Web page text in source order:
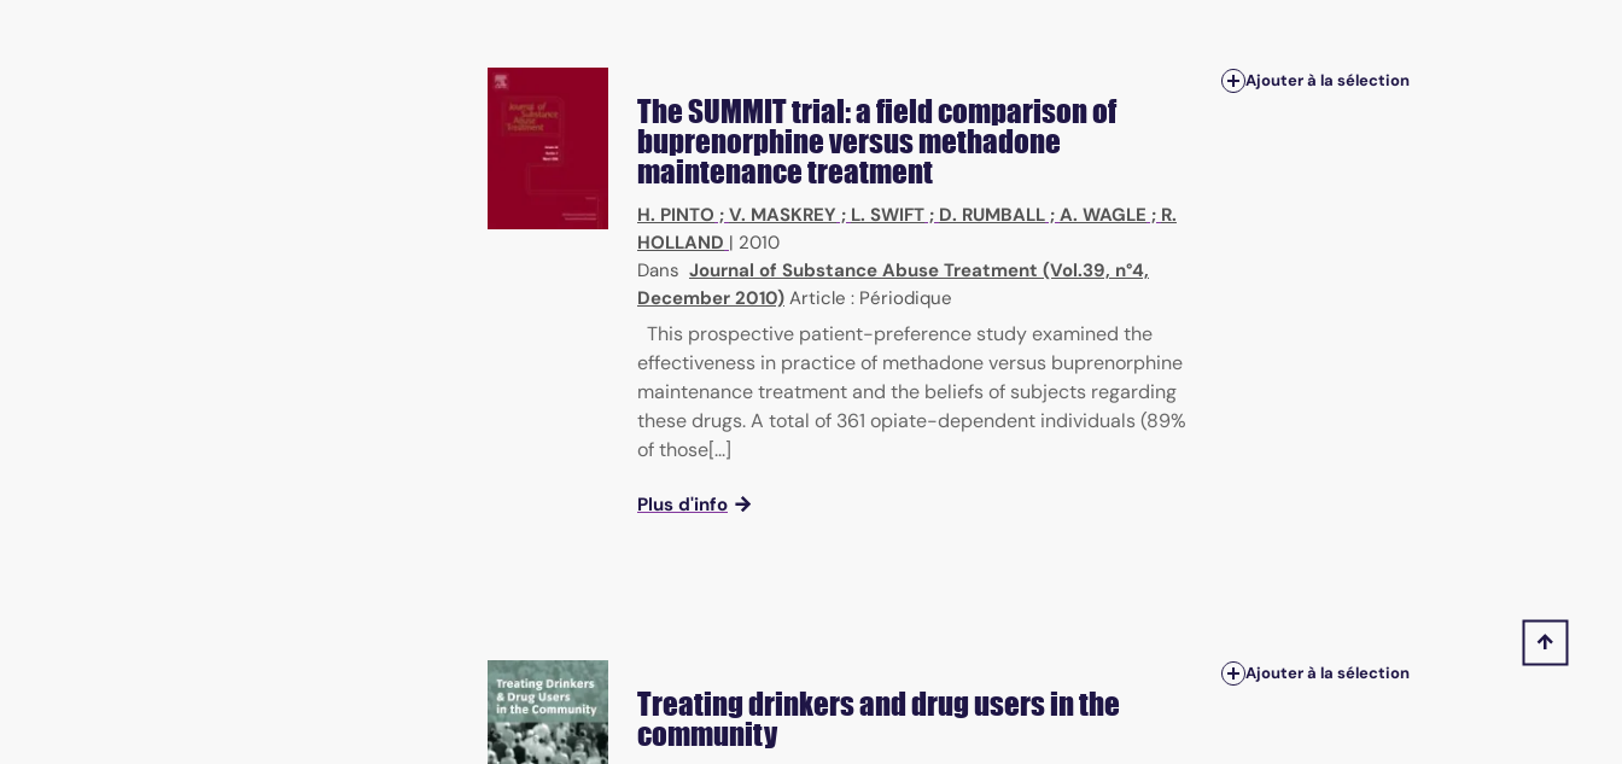
The SUMMIT trial: a field comparison of
buprenorphine versus methadone
maintenance treatment
H. PINTO ; V. MASKREY ; L. SWIFT ; D. RUMBALL ; A. WAGLE ; R.
HOLLAND | 2010
Dans Journal of Substance Abuse Treatment (Vol.39, n°4,
December 2010) Article : Périodique
This prospective patient-preference study examined the
effectiveness in practice of methadone versus buprenorphine
maintenance treatment and the beliefs of subjects regarding
these drugs. A total of 361 opiate-dependent individuals (89%
of those[...]
Plus d'info
Ajouter à la sélection
Treating drinkers and drug users in the
community
Ajouter à la sélection